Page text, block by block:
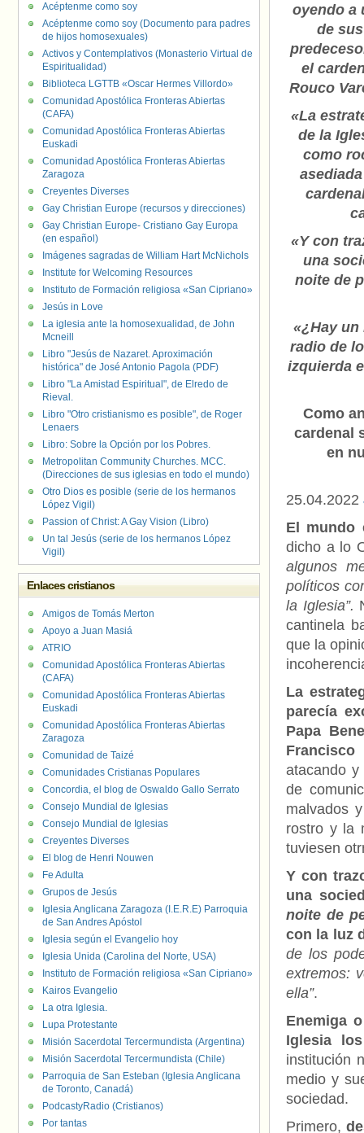
oyendo a
de sus
el
Rouco
«La
de la
como
«Y con
una
noite de
«¿Hay
radio de
izquierda
Como
cardenal
en
25.04.2022
El mundo
dicho a lo
algunos
políticos
la Iglesia”.
cantinela
que la
La
parecía
Papa
atacando
de
malvados
rostro y la
tuviesen
Y con
una
noite de
con la luz
de los
extremos:
ella”.
Enemiga
Iglesia
institución
medio y
sociedad.
Primero,
Acéptenme como soy
Acéptenme como soy (Documento para padres
de hijos homosexuales)
Activos y Contemplativos (Monasterio Virtual de
Espiritualidad)
Biblioteca LGTTB «Oscar Hermes Villordo»
Comunidad Apostólica Fronteras Abiertas
(CAFA)
Comunidad Apostólica Fronteras Abiertas
Euskadi
Comunidad Apostólica Fronteras Abiertas
Zaragoza
Creyentes Diverses
Gay Christian Europe (recursos y direcciones)
Gay Christian Europe- Cristiano Gay Europa
(en español)
Imágenes sagradas de William Hart McNichols
Institute for Welcoming Resources
Instituto de Formación religiosa «San Cipriano»
Jesús in Love
La iglesia ante la homosexualidad, de John
Mcneill
Libro "Jesús de Nazaret. Aproximación
histórica" de José Antonio Pagola (PDF)
Libro "La Amistad Espiritual", de Elredo de
Rieval.
Libro "Otro cristianismo es posible", de Roger
Lenaers
Libro: Sobre la Opción por los Pobres.
Metropolitan Community Churches. MCC.
(Direcciones de sus iglesias en todo el mundo)
Otro Dios es posible (serie de los hermanos
López Vigil)
Passion of Christ: A Gay Vision (Libro)
Un tal Jesús (serie de los hermanos López
Vigil)
Enlaces cristianos
Amigos de Tomás Merton
Apoyo a Juan Masiá
ATRIO
Comunidad Apostólica Fronteras Abiertas
(CAFA)
Comunidad Apostólica Fronteras Abiertas
Euskadi
Comunidad Apostólica Fronteras Abiertas
Zaragoza
Comunidad de Taizé
Comunidades Cristianas Populares
Concordia, el blog de Oswaldo Gallo Serrato
Consejo Mundial de Iglesias
Consejo Mundial de Iglesias
Creyentes Diverses
El blog de Henri Nouwen
Fe Adulta
Grupos de Jesús
Iglesia Anglicana Zaragoza (I.E.R.E) Parroquia
de San Andres Apóstol
Iglesia según el Evangelio hoy
Iglesia Unida (Carolina del Norte, USA)
Instituto de Formación religiosa «San Cipriano»
Kairos Evangelio
La otra Iglesia.
Lupa Protestante
Misión Sacerdotal Tercermundista (Argentina)
Misión Sacerdotal Tercermundista (Chile)
Parroquia de San Esteban (Iglesia Anglicana
de Toronto, Canadá)
PodcastyRadio (Cristianos)
Por tantas